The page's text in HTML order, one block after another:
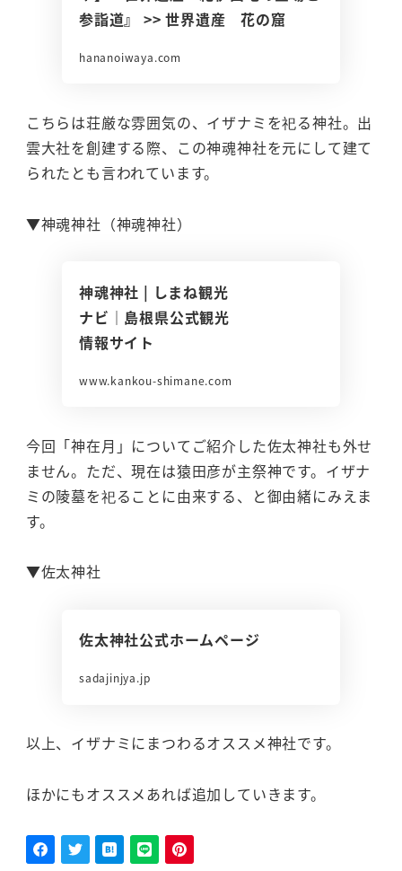
参詣道』 >> 世界遺産 花の窟
hananoiwaya.com
こちらは荘厳な雰囲気の、イザナミを祀る神社。出
雲大社を創建する際、この神魂神社を元にして建て
られたとも言われています。
▼神魂神社（神魂神社）
神魂神社 | しまね観光
ナビ｜島根県公式観光
情報サイト
www.kankou-shimane.com
今回「神在月」についてご紹介した佐太神社も外せ
ません。ただ、現在は猿田彦が主祭神です。イザナ
ミの陵墓を祀ることに由来する、と御由緒にみえま
す。
▼佐太神社
佐太神社公式ホームページ
sadajinjya.jp
以上、イザナミにまつわるオススメ神社です。
ほかにもオススメあれば追加していきます。